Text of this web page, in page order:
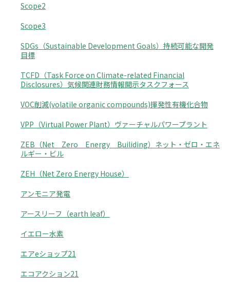
Scope2
Scope3
SDGs（Sustainable Development Goals）持続可能な開発
目標
TCFD（Task Force on Climate-related Financial
Disclosures）気候関連財務情報開示タスクフォース
VOC削減(volatile organic compounds)揮発性有機化合物
VPP（Virtual Power Plant）ヴァーチャルパワープラント
ZEB（Net Zero Energy Builiding）ネット・ゼロ・エネ
ルギー・ビル
ZEH（Net Zero Energy House）
アンモニア発電
アースリーフ（earth leaf）
イエロー水素
エアeショップ21
エコアクション21